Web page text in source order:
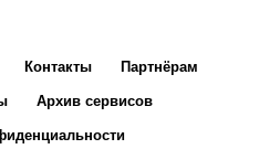
Контакты Партнёрам
Архив сервисов